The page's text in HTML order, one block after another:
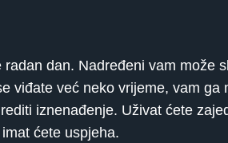
dan. Nadređeni vam može
viđate već neko vrijeme, vam ga
iznenađenje. Uživat ćete
ćete uspjeha.